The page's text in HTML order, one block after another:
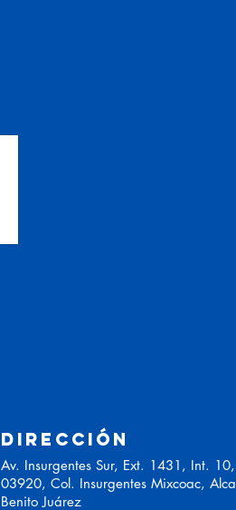
DIRECCIÓN
Av. Insurgentes Sur, Ext. 1431, Int. 10,
03920, Col. Insurgentes Mixcoac,
Benito Juárez